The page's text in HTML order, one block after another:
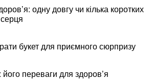
одну довгу чи кілька коротких
букет для приємного сюрпризу
переваги для здоров’я